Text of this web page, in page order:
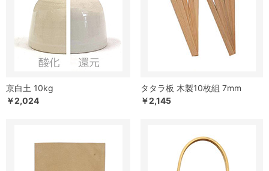
京白土 10kg
￥2,024
タタラ板 木製10枚組 7mm
￥2,145